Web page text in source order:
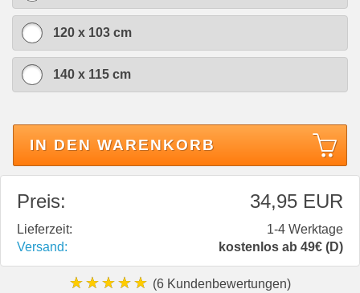
120 x 103 cm
140 x 115 cm
IN DEN WARENKORB
Preis: 34,95 EUR
Lieferzeit:
1-4 Werktage
Versand:
kostenlos ab 49€ (D)
★★★★★ (6 Kundenbewertungen)